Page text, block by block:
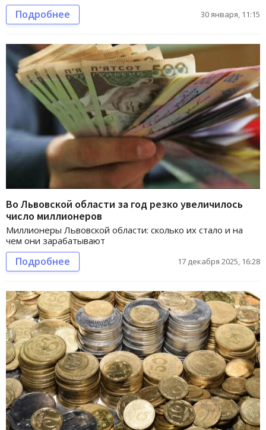
Подробнее 30 января, 11:15
Во Львовской области за год резко увеличилось
число миллионеров
Миллионеры Львовской области: сколько их стало и на
чем они зарабатывают
Подробнее 17 декабря 2025, 16:28